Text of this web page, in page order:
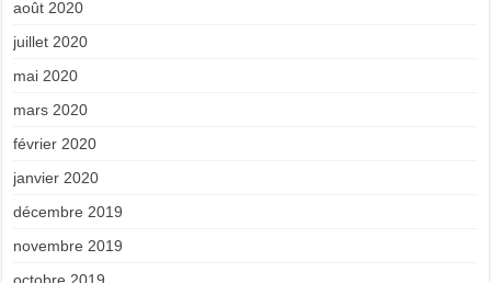
août 2020
juillet 2020
mai 2020
mars 2020
février 2020
janvier 2020
décembre 2019
novembre 2019